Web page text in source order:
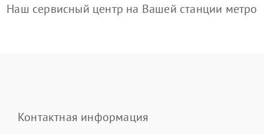
Наш сервисный центр на Вашей станции метро
Контактная информация